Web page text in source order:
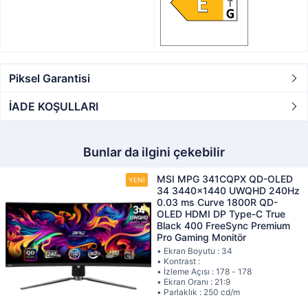
Piksel Garantisi
İADE KOŞULLARI
Bunlar da ilgini çekebilir
MSI MPG 341CQPX QD-OLED
34 3440x1440 UWQHD 240Hz
0.03 ms Curve 1800R QD-
OLED HDMI DP Type-C True
Black 400 FreeSync Premium
Pro Gaming Monitör
• Ekran Boyutu : 34
• Kontrast :
• İzleme Açısı : 178 - 178
• Ekran Oranı : 21:9
• Parlaklık : 250 cd/m